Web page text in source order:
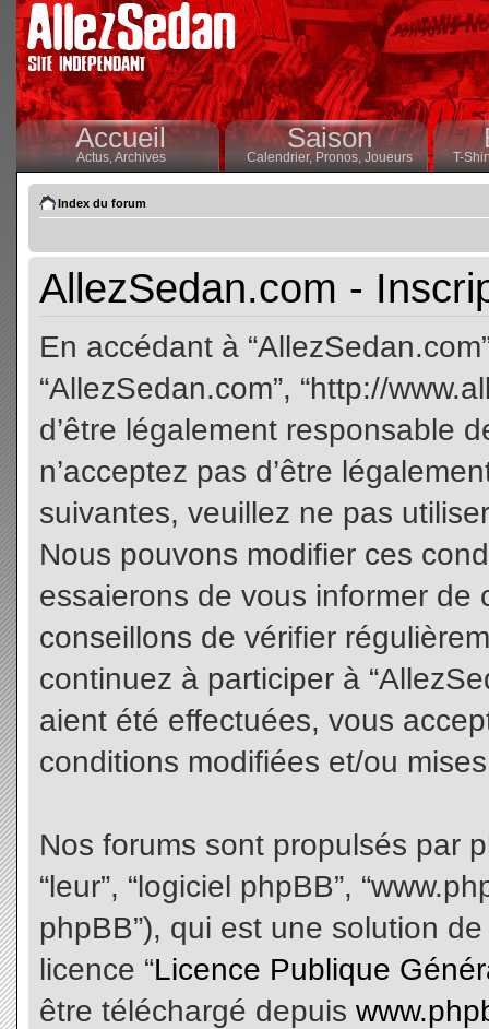
Accueil
Actus,Archives
Saison
Calendrier,Pronos, Joueurs T-
Index du forum
AllezSedan.com -
En accédant à
“AllezSedan.com”, “http://
d’être légalement responsable
n’acceptez pas d’être
suivantes, veuillez ne pas
Nous pouvons modifier ces
essaierons de vous informer
conseillons de vérifier
continuez à participer à
aient été effectuées, vous
conditions modifiées et/ou
Nos forums sont propulsés par
“leur”, “logiciel phpBB”,
phpBB”), qui est une solution
licence “Licence Publique
être téléchargé depuis